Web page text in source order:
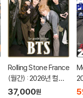
Rolling Stone France
(월간) : 2026년 컬렉
터스 에디션 BTS 특집
37,000원
er
5